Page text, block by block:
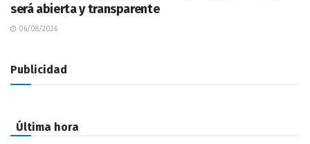
será abierta y transparente
06/08/2026
Publicidad
Última hora